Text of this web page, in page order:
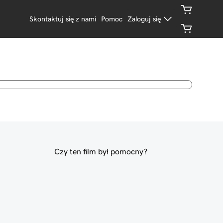
Skontaktuj się z nami Pomoc Zaloguj się
Czy ten film był pomocny?